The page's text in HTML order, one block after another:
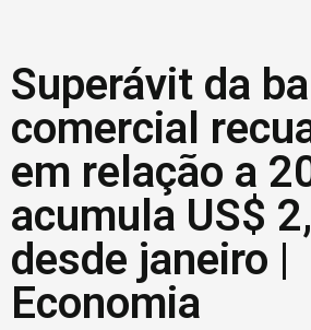
Superávit da
comercial
em relação a
acumula US$
desde janeiro |
Economia